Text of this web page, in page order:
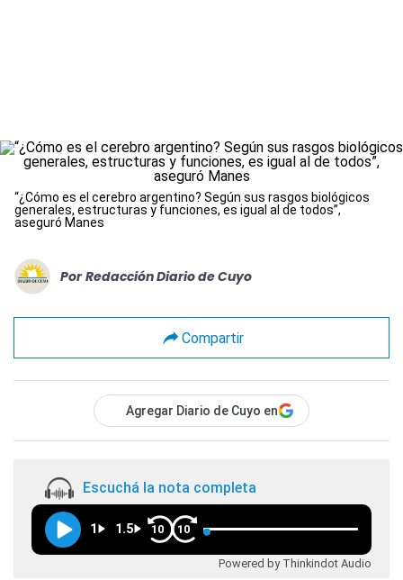
“¿Cómo es el cerebro argentino? Según sus rasgos biológicos
generales, estructuras y funciones, es igual al de todos”,
aseguró Manes
Por Redacción Diario de Cuyo
Compartir
Agregar Diario de Cuyo en
Escuchá la nota completa
1 1.5 10 10
Powered by Thinkindot Audio